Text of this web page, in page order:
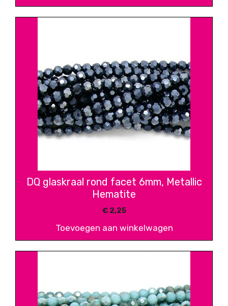
DQ glaskraal rond facet 6mm, Metallic
Hematite
€2,25
Toevoegen aan winkelwagen